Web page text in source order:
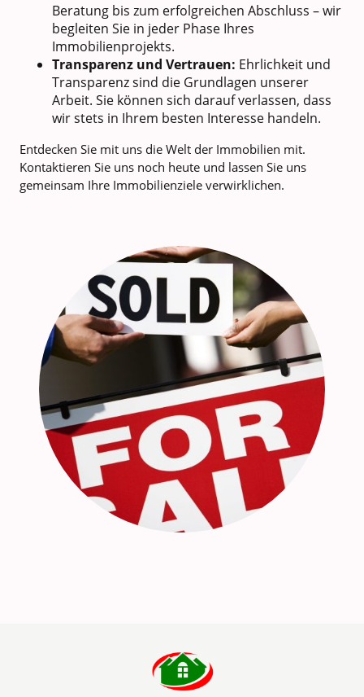
Beratung bis zum erfolgreichen Abschluss – wir
begleiten Sie in jeder Phase Ihres
Immobilienprojekts.
Transparenz und Vertrauen: Ehrlichkeit und
Transparenz sind die Grundlagen unserer
Arbeit. Sie können sich darauf verlassen, dass
wir stets in Ihrem besten Interesse handeln.
Entdecken Sie mit uns die Welt der Immobilien mit.
Kontaktieren Sie uns noch heute und lassen Sie uns
gemeinsam Ihre Immobilienziele verwirklichen.